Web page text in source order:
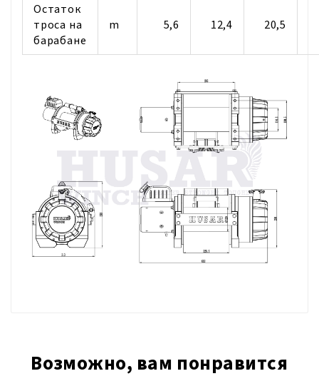
Oстаток
троса на
барабане
m 5,6 12,4 20,5
Возможно, вам понравится